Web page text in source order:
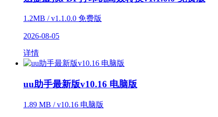
1.2MB / v1.1.0.0 免费版
2026-08-05
详情
uu助手最新版v10.16 电脑版
1.89 MB / v10.16 电脑版